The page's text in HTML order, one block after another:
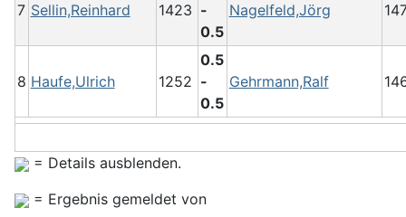
7 Sellin,Reinhard 1423 -
0.5
Nagelfeld,Jörg
8 Haufe,Ulrich 1252
0.5
-
0.5
Gehrmann,Ralf
= Details ausblenden.
= Ergebnis gemeldet von